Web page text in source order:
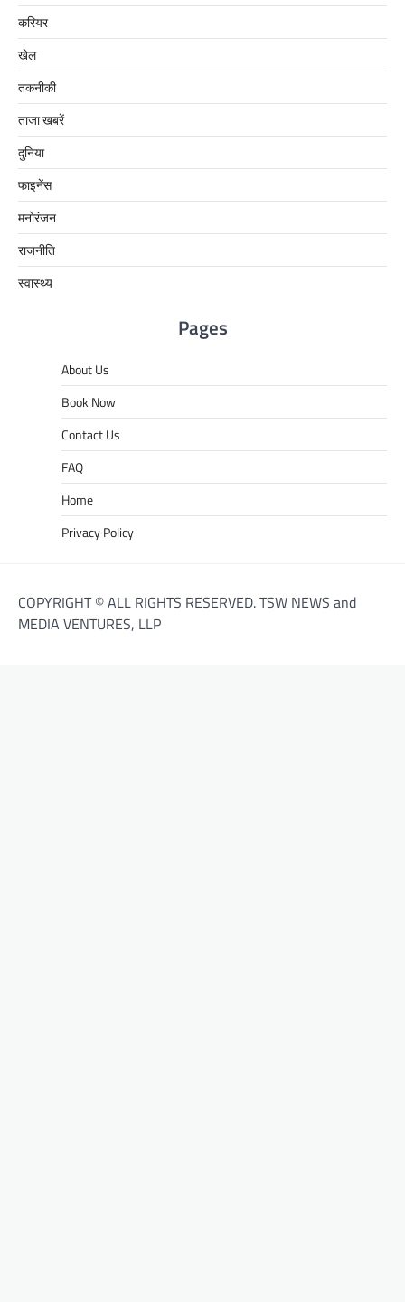
करियर
खेल
तकनीकी
ताजा खबरें
दुनिया
फाइनेंस
मनोरंजन
राजनीति
स्वास्थ्य
Pages
About Us
Book Now
Contact Us
FAQ
Home
Privacy Policy
COPYRIGHT © ALL RIGHTS RESERVED. TSW NEWS and
MEDIA VENTURES, LLP